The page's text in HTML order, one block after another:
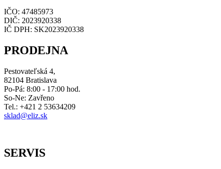
IČO: 47485973
DIČ: 2023920338
IČ DPH: SK2023920338
PRODEJNA
Pestovateľská 4,
82104 Bratislava
Po-Pá: 8:00 - 17:00 hod.
So-Ne: Zavřeno
Tel.: +421 2 53634209
sklad@eliz.sk
SERVIS